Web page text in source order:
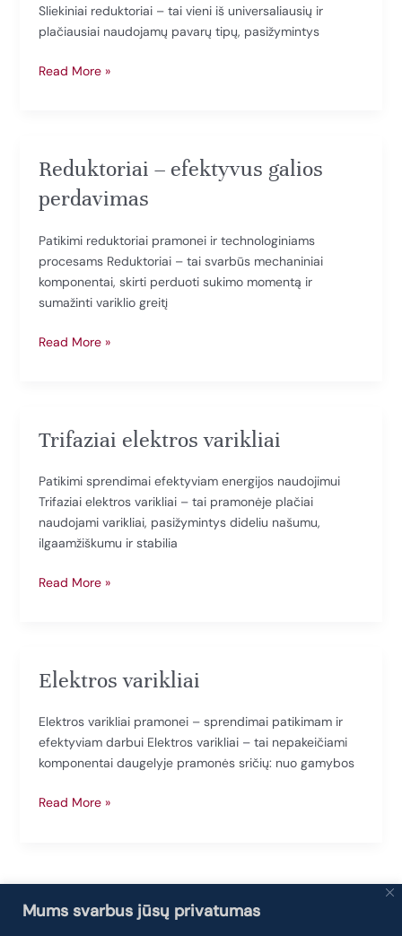
Mums svarbus jūsų privatumas
Sliekiniai reduktoriai – tai vieni iš universaliausių ir
plačiausiai naudojamų pavarų tipų, pasižymintys
Sliekiniai
Read More »
Reduktoriai – efektyvus galios
perdavimas
Patikimi reduktoriai pramonei ir technologiniams
procesams Reduktoriai – tai svarbūs mechaniniai
komponentai, skirti perduoti sukimo momentą ir
sumažinti variklio greitį
Reduktoriai
Read More »
Trifaziai elektros varikliai
Patikimi sprendimai efektyviam energijos naudojimui
Trifaziai elektros varikliai – tai pramonėje plačiai
naudojami varikliai, pasižymintys dideliu našumu,
ilgaamžiškumu ir stabilia
Trifaziai
Read More »
Elektros varikliai
Elektros varikliai pramonei – sprendimai patikimam ir
efektyviam darbui Elektros varikliai – tai nepakeičiami
komponentai daugelyje pramonės sričių: nuo gamybos
Elektros
Read More »